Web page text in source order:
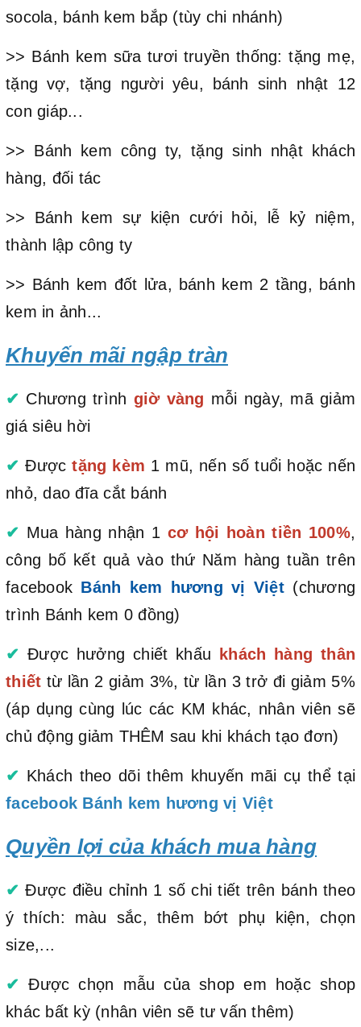
socola, bánh kem bắp (tùy chi nhánh)
>> Bánh kem sữa tươi truyền thống: tặng mẹ,
tặng vợ, tặng người yêu, bánh sinh nhật 12
con giáp...
>> Bánh kem công ty, tặng sinh nhật khách
hàng, đối tác
>> Bánh kem sự kiện cưới hỏi, lễ kỷ niệm,
thành lập công ty
>> Bánh kem đốt lửa, bánh kem 2 tầng, bánh
kem in ảnh...
Khuyến mãi ngập tràn
✔ Chương trình giờ vàng mỗi ngày, mã giảm
giá siêu hời
✔ Được tặng kèm 1 mũ, nến số tuổi hoặc nến
nhỏ, dao đĩa cắt bánh
✔ Mua hàng nhận 1 cơ hội hoàn tiền 100%,
công bố kết quả vào thứ Năm hàng tuần trên
facebook Bánh kem hương vị Việt(chương
trình Bánh kem 0 đồng)
✔ Được hưởng chiết khấu khách hàng thân
thiết từ lần 2 giảm 3%, từ lần 3 trở đi giảm 5%
(áp dụng cùng lúc các KM khác, nhân viên sẽ
chủ động giảm THÊM sau khi khách tạo đơn)
✔ Khách theo dõi thêm khuyến mãi cụ thể tại
facebook Bánh kem hương vị Việt
Quyền lợi của khách mua hàng
✔ Được điều chỉnh 1 số chi tiết trên bánh theo
ý thích: màu sắc, thêm bớt phụ kiện, chọn
size,...
✔ Được chọn mẫu của shop em hoặc shop
khác bất kỳ (nhân viên sẽ tư vấn thêm)